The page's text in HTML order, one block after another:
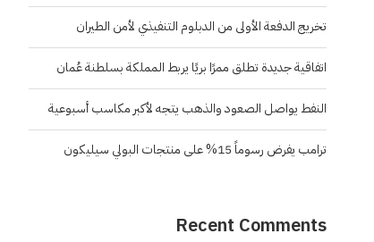
تخريج الدفعة الأولى من الدبلوم التنفيذي لأمن الطيران
اتفاقية جديدة تطلق ممرًا بريًا يربط المملكة بسلطنة عُمان
النفط يواصل الصعود والذهب يتجه لأكبر مكاسب أسبوعية
ترامب يفرض رسوماً 15% على منتجات البولي سيليكون
Recent Comments